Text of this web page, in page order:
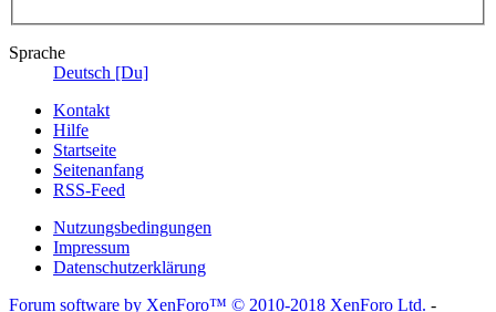
Sprache
Deutsch [Du]
Kontakt
Hilfe
Startseite
Seitenanfang
RSS-Feed
Nutzungsbedingungen
Impressum
Datenschutzerklärung
Forum software by XenForo™ © 2010-2018 XenForo Ltd. -